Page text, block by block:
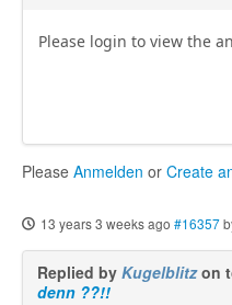
Please login to view the
Please Anmelden or Create
13 years 3 weeks ago #16357
Replied by Kugelblitzon
denn ??!!